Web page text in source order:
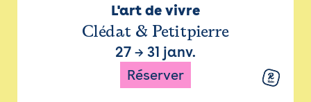
L'art de vivre
Clédat & Petitpierre
27 → 31 janv.
Réserver